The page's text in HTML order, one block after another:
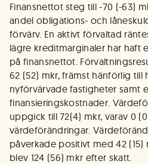
Finansnettot steg till -70 (-63)
andel obligations- och
förvärv. En aktivt förvaltad
lägre kreditmarginaler har haft
på finansnettot.
62 (52) mkr, främst hänförlig till
nyförvärvade fastigheter samt
finansieringskostnader.
uppgick till 72(4) mkr, varav 0
värdeförändringar.
påverkade positivt med 42 (15)
blev 124 (56) mkr efter skatt.